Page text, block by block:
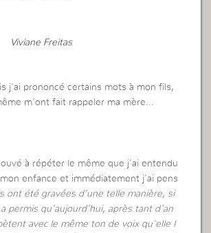
Viviane Freitas
j’ai prononcé certains mots à mon fils,
m’ont fait rappeler ma mère…
à répéter le même que j’ai entendu
enfance et immédiatement j’ai pens
ont été gravées d’une telle manière, si
permis qu’aujourd’hui, après tant d’an
avec le même ton de voix qu’elle l